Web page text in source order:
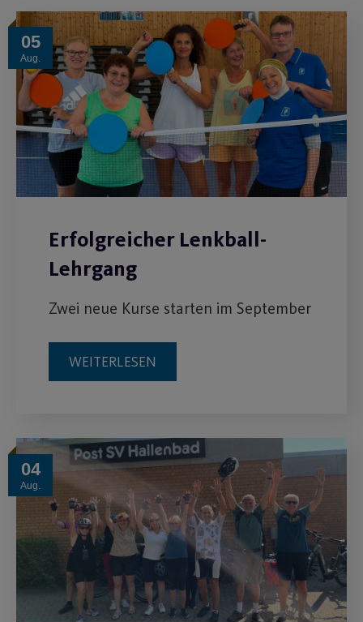
05
Aug.
Erfolgreicher Lenkball-
Lehrgang
Zwei neue Kurse starten im September
WEITERLESEN
04
Aug.